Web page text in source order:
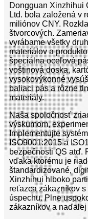
Dongguan Xinzhihui
Ltd. bola založená v
miliónov CNY.
štvorcových.
vyrábame všetky
materiálov a
špeciálna oceľová
voštinová doska,
vysokovýkonné
baliaci pás a rôzne
materiály.
Naša spoločnosť
výskumom,
Implementujte
ISO9001:2015 a
bezpečnosti QS atď.
vďaka ktorému je
štandardizované,
Xinzhihui hlboko
reťazca zákazníkov
úspechu. Plne
zákazníkov a